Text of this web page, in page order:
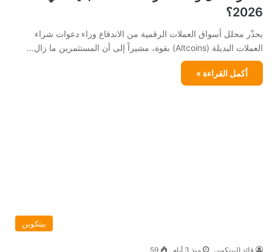
2026؟
يحذّر محلل أسواق العملات الرقمية من الاندفاع وراء دعوات شراء
العملات البديلة (Altcoins) بقوة، مشيراً إلى أن المستثمرين ما زال…
أكمل القراءة »
بيتكوين
قائد البيتكوين منذ 3 أيام 59